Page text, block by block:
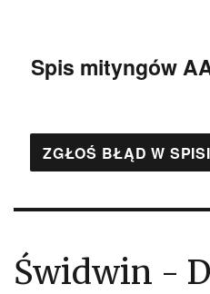
Spis mityngów
ZGŁOŚ BŁĄD W
Świdwin -